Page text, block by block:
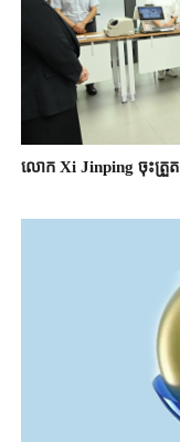
លោក Xi Jinping ចុះត្រួត